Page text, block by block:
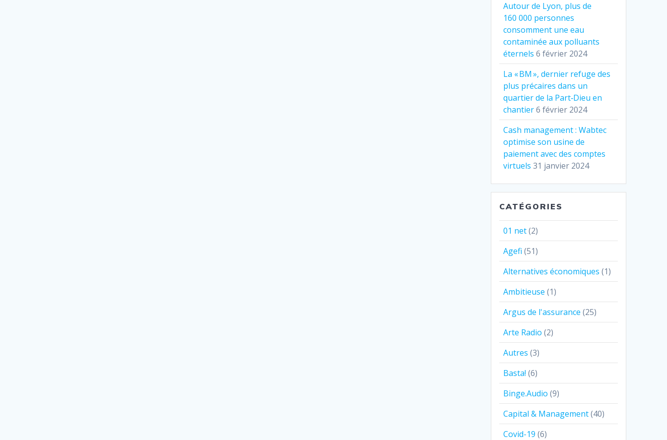
Autour de Lyon, plus de
160 000 personnes
consomment une eau
contaminée aux polluants
éternels 6 février 2024
La « BM », dernier refuge des
plus précaires dans un
quartier de la Part‐Dieu en
chantier6 février 2024
Cash management : Wabtec
optimise son usine de
paiement avec des comptes
virtuels 31 janvier 2024
CATÉGORIES
01 net(2)
Agefi (51)
Alternatives économiques (1)
Ambitieuse (1)
Argus de l'assurance (25)
Arte Radio (2)
Autres (3)
Basta! (6)
Binge.Audio (9)
Capital & Management(40)
Covid-19 (6)